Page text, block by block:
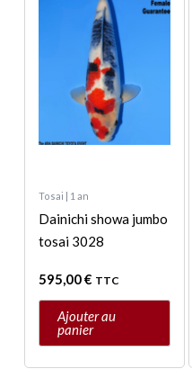
Tosai | 1 an
Dainichi showa jumbo
tosai 3028
595,00€ TTC
Ajouter au
panier